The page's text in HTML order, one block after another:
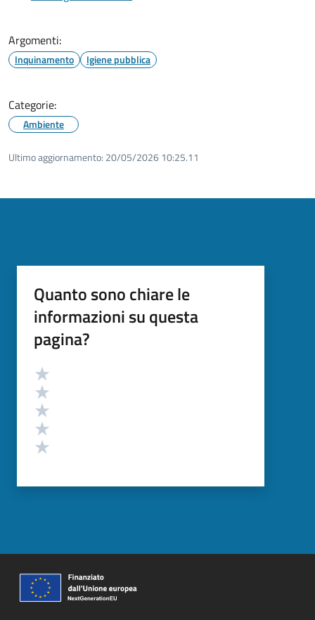
Argomenti:
Inquinamento Igiene pubblica
Categorie:
Ambiente
Ultimo aggiornamento: 20/05/2026 10:25.11
Quanto sono chiare le
informazioni su questa
pagina?
Valutazione